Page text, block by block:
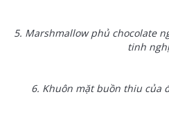
5. Marshmallow phủ chocolate
tinh
6. Khuôn mặt buồn thiu của